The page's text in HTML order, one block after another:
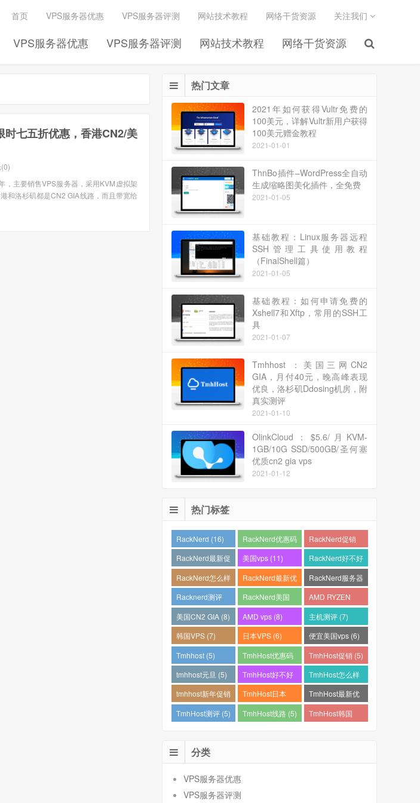
VPS服务器优惠 VPS服务器评测 网站技术教程 网络干货资源
首页 VPS服务器优惠 VPS服务器评测 网站技术教程 网络干货资源 关注我们
七五折优惠，香港CN2/美
主要销售VPS服务器，采用KVM虚拟架
和洛杉矶都是CN2 GIA线路，而且带宽给
热门文章
2021年如何获得Vultr免费的
100美元，详解Vultr新用户获得
100美元赠金教程
2021-01-01
ThnBo插件–WordPress全自动
生成缩略图美化插件，全免费
2021-01-05
基础教程：Linux服务器远程
SSH管理工具使用教程
（FinalShell篇）
2021-01-05
基础教程：如何申请免费的
Xshell7和Xftp，常用的SSH工
具
2021-01-07
Tmhhost ：美国三网CN2
GIA，月付40元，晚高峰表现
优良，洛杉矶Ddosing机房，附
真实测评
2021-01-10
OlinkCloud：$5.6/月KVM-
1GB/10G SSD/500GB/圣何塞
优质cn2 gia vps
2021-01-12
热门标签
RackNerd (16)
RackNerd优惠码
(15)
RackNerd促销
(14)
RackNerd最新促
销 (12)
美国vps (11)
RackNerd好不好
(11)
RackNerd怎么样
(11)
RackNerd最新优
惠码 (11)
RackNerd服务器
怎么样 (11)
Racknerd测评
(11)
RackNerd美国
VPS (11)
AMD RYZEN
(10)
美国CN2 GIA (8) AMD vps (8)
主机测评 (7)
韩国VPS (7)
日本VPS (6)
便宜美国vps (6)
Tmhhost (5)
TmhHost优惠码
(5)
TmhHost促销 (5)
tmhhost元旦 (5)
TmhHost好不好
(5)
TmhHost怎么样
(5)
tmhhost新年促销
(5)
TmhHost日本
VPS (5)
TmhHost最新优
惠码 (5)
TmhHost测评 (5) TmhHost线路 (5)
TmhHost韩国
分类
VPS服务器优惠
VPS服务器评测